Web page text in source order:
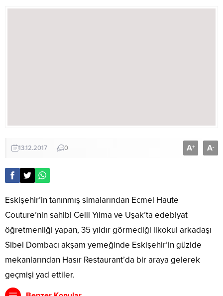
13.12.2017 0 A+ A-
Eskişehir’in tanınmış simalarından Ecmel Haute
Couture’nin sahibi Celil Yılma ve Uşak’ta edebiyat
öğretmenliği yapan, 35 yıldır görmediği ilkokul arkadaşı
Sibel Dombacı akşam yemeğinde Eskişehir’in güzide
mekanlarından Hasır Restaurant’da bir araya gelerek
geçmişi yad ettiler.